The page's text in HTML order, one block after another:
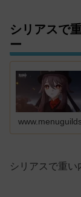
シリアスで
ー
シリアスで重い